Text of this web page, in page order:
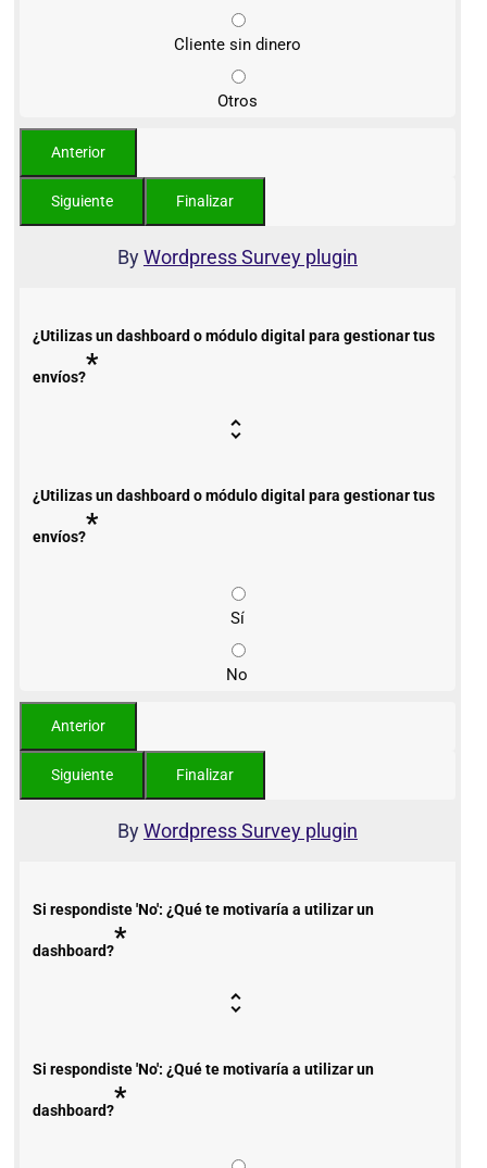
Cliente sin dinero
Otros
ByWordpress Survey plugin
¿Utilizas un dashboard o módulo digital para gestionar tus
envíos?*
¿Utilizas un dashboard o módulo digital para gestionar tus
envíos?*
Sí
No
ByWordpress Survey plugin
Si respondiste 'No': ¿Qué te motivaría a utilizar un
dashboard?*
Si respondiste 'No': ¿Qué te motivaría a utilizar un
dashboard?*